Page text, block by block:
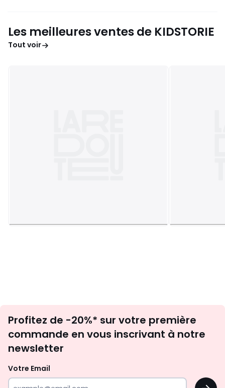
Les meilleures ventes de KIDSTORIE
Tout voir
newsletter
Profitez de -20%* sur votre première
commande en vous inscrivant à notre
newsletter
Votre Email
OK